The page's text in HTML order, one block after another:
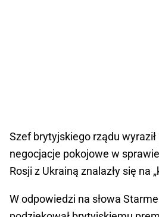
Szef brytyjskiego rządu
negocjacje pokojowe w
Rosji z Ukrainą znalazły się na
W odpowiedzi na słowa